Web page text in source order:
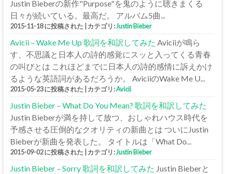
Justin Bieberの新作"Purpose"を鬼のように聴きまくる
日々が続いている。最高だ。 アルバム5曲...
2015-11-18 に投稿された カテゴリ:Justin Bieber
Avicii – Wake Me Up 歌詞を和訳してみた Aviciiが鳴ら
す、不思議と日本人の詩的感覚にスッと入ってくる青春
の叫びとは これほどまでに日本人の詩的感情に訴えかけ
るような英語詞があるだろうか。 AviciiのWake Me U...
2015-05-23 に投稿された カテゴリ:Avicii
Justin Bieber – What Do You Mean? 歌詞を和訳してみた
Justin Bieberが満を持して放つ、おしゃれハウス時代を
予感させる圧倒的なクオリティの新曲とは ついにJustin
Bieberが新曲を発表した。 タイトルは「What Do...
2015-09-02 に投稿された カテゴリ:Justin Bieber
Justin Bieber – Sorry 歌詞を和訳してみた Justin Bieberと